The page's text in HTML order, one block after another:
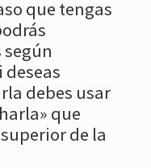
que tengas
deseas
debes usar
que
de la